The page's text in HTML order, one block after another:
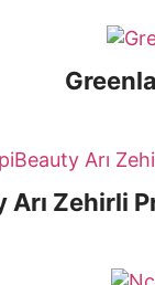
Arı Zehirli